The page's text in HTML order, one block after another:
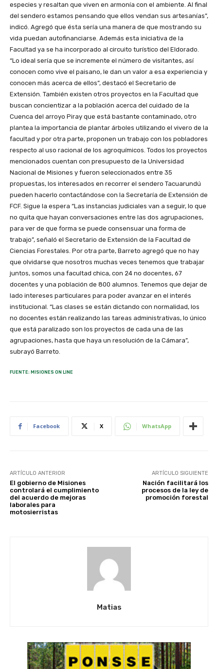
especies y resaltan que viven en armonía con el ambiente. Al final
del sendero estamos pensando que ellos vendan sus artesanías”,
indicó. Agregó que ésta sería una manera de que mostrando su
vida puedan autofinanciarse. Además esta iniciativa de la
Facultad ya se ha incorporado al circuito turístico del Eldorado.
“Lo ideal sería que se incremente el número de visitantes, así
conocen como vive el paisano, le dan un valor a esa experiencia y
conocen más acerca de ellos”, destacó el Secretario de
Extensión. También existen otros proyectos en la Facultad que
buscan concientizar a la población acerca del cuidado de la
Cuenca del arroyo Piray que está bastante contaminado, otro
plantea la importancia de plantar árboles utilizando el vivero de la
facultad y por otra parte, proponen un trabajo con los pobladores
respecto al uso racional de los agroquímicos. Todos los proyectos
mencionados cuentan con presupuesto de la Universidad
Nacional de Misiones y fueron seleccionados entre 35
propuestas, los interesados en recorrer el sendero Tacuarundú
pueden hacerlo contactándose con la Secretaría de Extensión de
FCF. Sigue la espera “Las instancias judiciales van a seguir, lo que
no quita que hayan conversaciones entre las dos agrupaciones,
para ver de que forma se puede consensuar una forma de
trabajo”, señaló el Secretario de Extensión de la Facultad de
Ciencias Forestales. Por otra parte, Barreto agregó que no hay
que olvidarse que nosotros muchas veces tenemos que trabajar
juntos, somos una facultad chica, con 24 no docentes, 67
docentes y una población de 800 alumnos. Tenemos que dejar de
lado intereses particulares para poder avanzar en el interés
institucional. “Las clases se están dictando con normalidad, los
no docentes están realizando las tareas administrativas, lo único
que está paralizado son los proyectos de cada una de las
agrupaciones, hasta que haya un resolución de la Cámara”,
subrayó Barreto.
FUENTE: MISIONES ON LINE
Facebook X WhatsApp
ARTÍCULO ANTERIOR
El gobierno de Misiones
controlará el cumplimiento
del acuerdo de mejoras
laborales para
motosierristas
ARTÍCULO SIGUIENTE
Nación facilitará los
procesos de la ley de
promoción forestal
Matias